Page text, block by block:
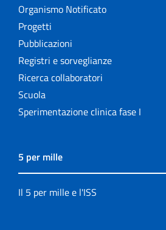
Organismo Notificato
Progetti
Pubblicazioni
Registri e sorveglianze
Ricerca collaboratori
Scuola
Sperimentazione clinica fase I
5 per mille
Il 5 per mille e l'ISS